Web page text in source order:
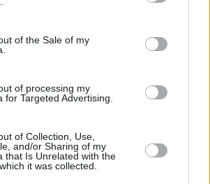
to Google and its third-party tags to
specified purposes in below Google
of the Sale of my
of processing my
for Targeted Advertising.
of Collection, Use,
and/or Sharing of my
that Is Unrelated with the
it was collected.
λίγη ησυχία.
ακούμε στην Αθήνα;